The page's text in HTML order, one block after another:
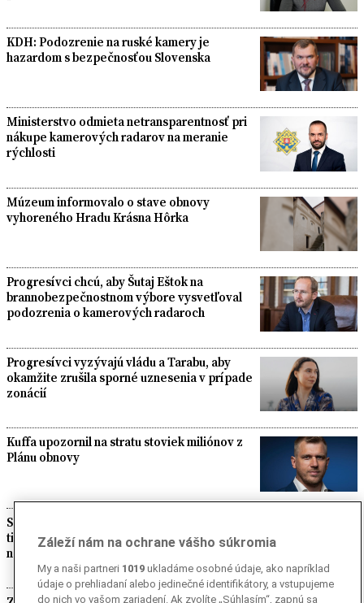
KDH: Podozrenie na ruské kamery je
hazardom s bezpečnosťou Slovenska
Ministerstvo odmieta netransparentnosť pri
nákupe kamerových radarov na meranie
rýchlosti
Múzeum informovalo o stave obnovy
vyhoreného Hradu Krásna Hôrka
Progresívci chcú, aby Šutaj Eštok na
brannobezpečnostnom výbore vysvetľoval
podozrenia o kamerových radaroch
Progresívci vyzývajú vládu a Tarabu, aby
okamžite zrušila sporné uznesenia v prípade
zonácií
Kuffa upozornil na stratu stoviek miliónov z
Plánu obnovy
Slovensko vlani vyprodukovalo viac ako 10-
tisíc ton zdravotníckeho odpadu, väčšina je
nebezpečná
Záleží nám na ochrane vášho súkromia
My a naši partneri 1019 ukladáme osobné údaje, ako napríklad
údaje o prehliadaní alebo jedinečné identifikátory, a vstupujeme
do nich vo vašom zariadení. Ak zvolíte „Súhlasím“, zapnú sa